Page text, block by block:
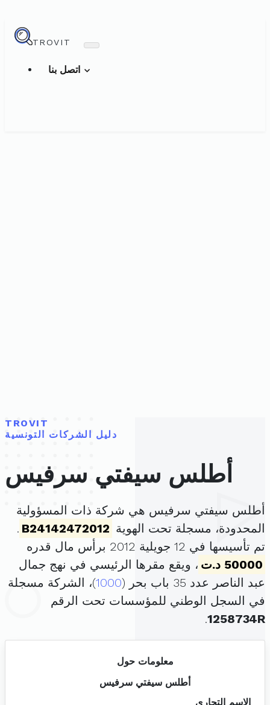
TROVIT
TROVIT
دليل الشركات التونسية
أطلس سيفتي سرفيس
أطلس سيفتي سرفيس هي شركة ذات المسؤولية
المحدودة، مسجلة تحت الهوية B24142472012
.
تم تأسيسها في 12 جويلية 2012 برأس مال قدره
50000 د.ت
، ويقع مقرها الرئيسي في نهج جمال
عبد الناصر عدد 35 باب بحر (
1000)، الشركة مسجلة
في السجل الوطني للمؤسسات تحت الرقم
1258734R
.
معلومات حول
أطلس سيفتي سرفيس
الإسم التجاري